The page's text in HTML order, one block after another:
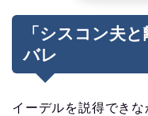
「シスコン夫
バレ
イーデルを説得できな